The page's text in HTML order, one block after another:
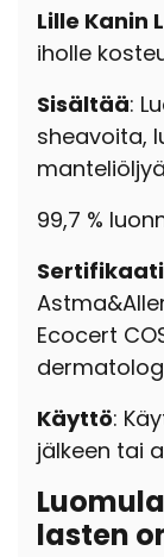
Lille Kanin
iholle
Sisältää:
sheavoita,
99,7 %
Ecocert
Käyttö:
jälkeen tai
lasten